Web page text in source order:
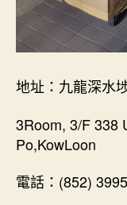
地址：九龍深水
3Room, 3/F 338
Po,KowLoon
電話：(852)